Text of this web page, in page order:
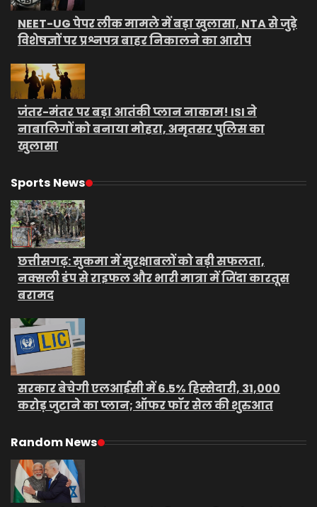
NEET-UG पेपर लीक मामले में बड़ा खुलासा, NTA से जुड़े
विशेषज्ञों पर प्रश्नपत्र बाहर निकालने का आरोप
जंतर-मंतर पर बड़ा आतंकी प्लान नाकाम! ISI ने
नाबालिगों को बनाया मोहरा, अमृतसर पुलिस का
खुलासा
Sports News
छत्तीसगढ़: सुकमा में सुरक्षाबलों को बड़ी सफलता,
नक्सली डंप से राइफल और भारी मात्रा में जिंदा कारतूस
बरामद
सरकार बेचेगी एलआईसी में 6.5% हिस्सेदारी, 31,000
करोड़ जुटाने का प्लान; ऑफर फॉर सेल की शुरुआत
Random News